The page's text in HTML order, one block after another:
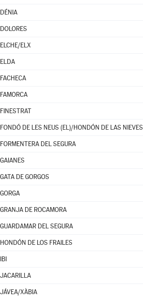
DÉNIA
DOLORES
ELCHE/ELX
ELDA
FACHECA
FAMORCA
FINESTRAT
FONDÓ DE LES NEUS (EL)/HONDÓN DE LAS NIEVES
FORMENTERA DEL SEGURA
GAIANES
GATA DE GORGOS
GORGA
GRANJA DE ROCAMORA
GUARDAMAR DEL SEGURA
HONDÓN DE LOS FRAILES
IBI
JACARILLA
JÁVEA/XÀBIA